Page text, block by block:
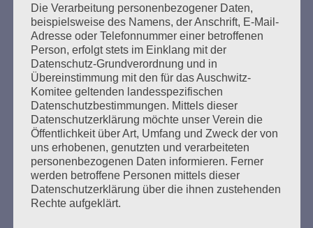
der griechischen Jüdinnen und Juden und die deutsche
Reparationsschuld mit Esther Bejarano, Sylvia
Wempner, Rolf Becker, Dr. Dr. Karl Heinz Roth Vortrag:
Der vergebliche Kampf der jüdischen Gemeinde
Salonikis um Entschädigung… Sowie…
mehr ...
Seitennummerierung
der
Zurück 33 Weiter
Die Verarbeitung personenbezogener Daten,
beispielsweise des Namens, der Anschrift, E-Mail-
Adresse oder Telefonnummer einer betroffenen
Person, erfolgt stets im Einklang mit der
Datenschutz-Grundverordnung und in
Übereinstimmung mit den für das Auschwitz-
Komitee geltenden landesspezifischen
Datenschutzbestimmungen. Mittels dieser
Datenschutzerklärung möchte unser Verein die
Öffentlichkeit über Art, Umfang und Zweck der von
uns erhobenen, genutzten und verarbeiteten
personenbezogenen Daten informieren. Ferner
werden betroffene Personen mittels dieser
Datenschutzerklärung über die ihnen zustehenden
Rechte aufgeklärt.